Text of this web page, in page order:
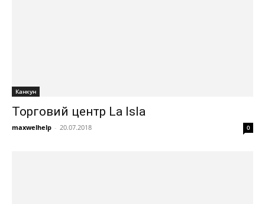
Канкун
Торговий центр La Isla
maxwelhelp - 20.07.2018 0